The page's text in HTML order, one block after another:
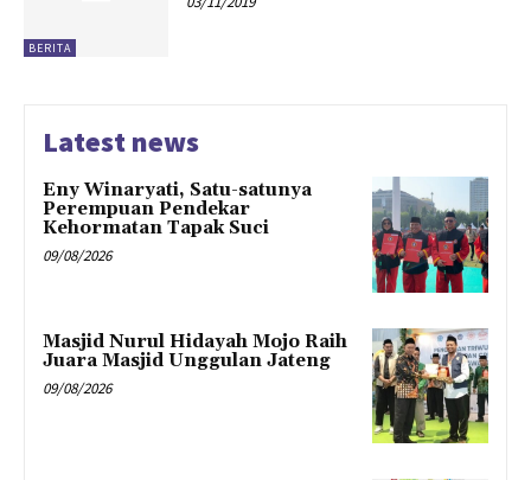
BERITA
Latest news
Eny Winaryati, Satu-satunya
Perempuan Pendekar
Kehormatan Tapak Suci
09/08/2026
Masjid Nurul Hidayah Mojo Raih
Juara Masjid Unggulan Jateng
09/08/2026